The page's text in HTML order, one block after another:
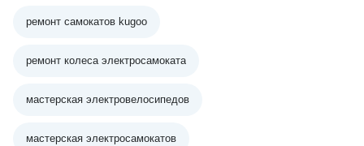
ремонт самокатов kugoo
ремонт колеса электросамоката
мастерская электровелосипедов
мастерская электросамокатов